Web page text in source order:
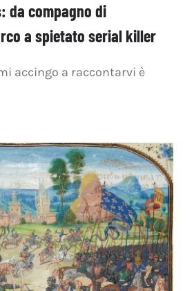
da compagno di
a spietato serial killer
accingo a raccontarvi è